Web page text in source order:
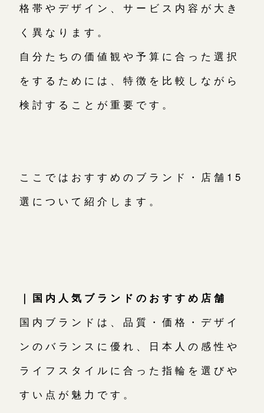
格帯やデザイン、サービス内容が大き
く異なります。
自分たちの価値観や予算に合った選択
をするためには、特徴を比較しながら
検討することが重要です。
ここではおすすめのブランド・店舗15
選について紹介します。
｜国内人気ブランドのおすすめ店舗
国内ブランドは、品質・価格・デザイ
ンのバランスに優れ、日本人の感性や
ライフスタイルに合った指輪を選びや
すい点が魅力です。